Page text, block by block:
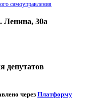
самоуправления
Ленина, 30а
депутатов
через Платформу